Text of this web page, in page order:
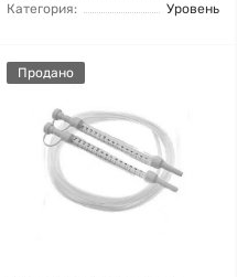
Категория:
Уровень
Продано